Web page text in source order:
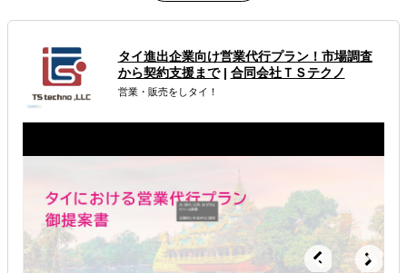
海外市場調査・マーケティング
販路拡大（営業代行・販売代理店探し）
海外ECモール出品代行
自社商材に最適な販売方法を知りたい
自社商材の現地でのニーズを知りたい
タイ進出企業向け営業代行プラン！市場調査
から契約支援まで| 合同会社ＴＳテクノ
営業・販売をしタイ！